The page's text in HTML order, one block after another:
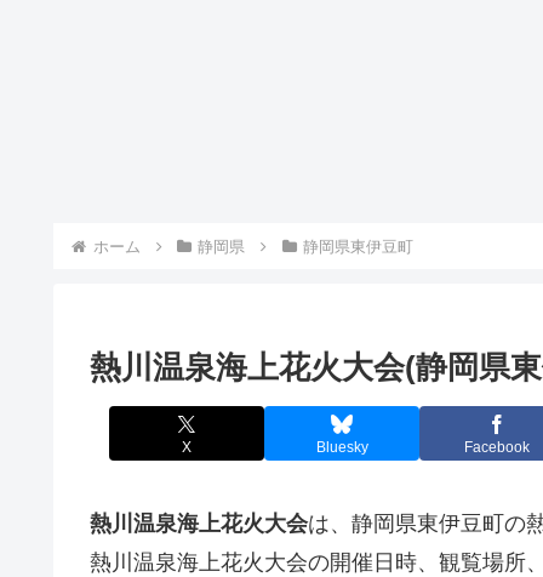
ホーム 静岡県 静岡県東伊豆町
熱川温泉海上花火大会(静岡県
X Bluesky Facebook
熱川温泉海上花火大会は、静岡県東伊豆町の
熱川温泉海上花火大会の開催日時、観覧場所